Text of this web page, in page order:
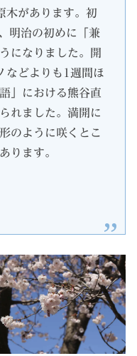
木があります。初
明治の初めに「兼
になりました。開
などよりも1週間ほ
」における熊谷直
れました。満開に
のように咲くとこ
ります。